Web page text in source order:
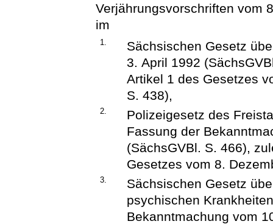
Verjährungsvorschriften vom
im
1.
Sächsischen Gesetz
3. April 1992
Artikel 1 des Gesetzes
S. 438),
2.
Polizeigesetz des
Fassung der
(SächsGVBl. S. 466),
Gesetzes vom 8.
3.
Sächsischen Gesetz
psychischen
Bekanntmachung vom